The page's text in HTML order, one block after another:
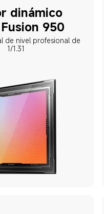
dinámico
950
de nivel profesional de
1/1.31